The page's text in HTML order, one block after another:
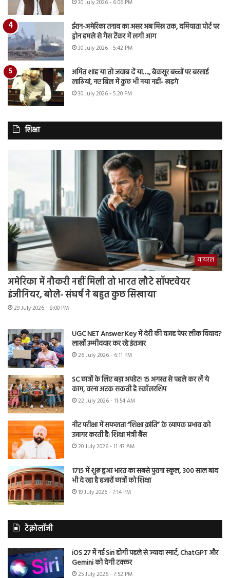
30 July 2026 - 6:06 PM
ईरान-अमेरिका तनाव का असर अब मिस्र तक, दमियाता पोर्ट पर
ड्रोन हमले से गैस टैंकर में लगी आग
30 July 2026 - 5:42 PM
अमित शाह या तो जवाब दें या…., बेकसूर बच्चों पर बरसाई
लाठियां, नए बिल में कुछ भी नया नहीं- खड़गे
30 July 2026 - 5:20 PM
शिक्षा
वायरल
अमेरिका में नौकरी नहीं मिली तो भारत लौटे सॉफ्टवेयर
इंजीनियर, बोले- संघर्ष ने बहुत कुछ सिखाया
29 July 2026 - 8:00 PM
UGC NET Answer Key में देरी की वजह पेपर लीक विवाद?
लाखों उम्मीदवार कर रहे इंतजार
26 July 2026 - 6:11 PM
SC छात्रों के लिए बड़ा अपडेट! 15 अगस्त से पहले कर लें ये
काम, वरना अटक सकती है स्कॉलरशिप
22 July 2026 - 11:54 AM
नीट परीक्षा में सफलता “शिक्षा क्रांति” के व्यापक प्रभाव को
उजागर करती है: शिक्षा मंत्री बैंस
20 July 2026 - 11:43 AM
1715 में शुरू हुआ भारत का सबसे पुराना स्कूल, 300 साल बाद
भी दे रहा है हजारों छात्रों को शिक्षा
19 July 2026 - 7:14 PM
टेक्नोलॉजी
iOS 27 में नई Siri होगी पहले से ज्यादा स्मार्ट, ChatGPT और
Gemini को देगी टक्कर
25 July 2026 - 7:52 PM